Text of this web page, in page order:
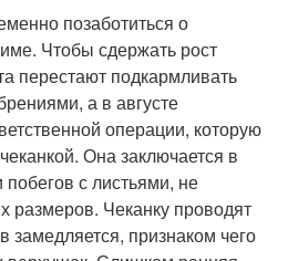
позаботиться о
Чтобы сдержать рост
перестают подкармливать
а в августе
операции, которую
Она заключается в
с листьями, не
размеров. Чеканку проводят
замедляется, признаком чего